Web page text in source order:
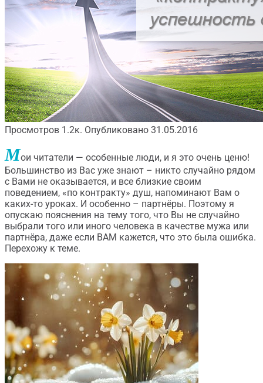
Просмотров 1.2к. Опубликовано 31.05.2016
Мои читатели — особенные люди, и я это очень ценю!
Большинство из Вас уже знают – никто случайно рядом
с Вами не оказывается, и все близкие своим
поведением, «по контракту» душ, напоминают Вам о
каких-то уроках. И особенно – партнёры. Поэтому я
опускаю пояснения на тему того, что Вы не случайно
выбрали того или иного человека в качестве мужа или
партнёра, даже если ВАМ кажется, что это была ошибка.
Перехожу к теме.